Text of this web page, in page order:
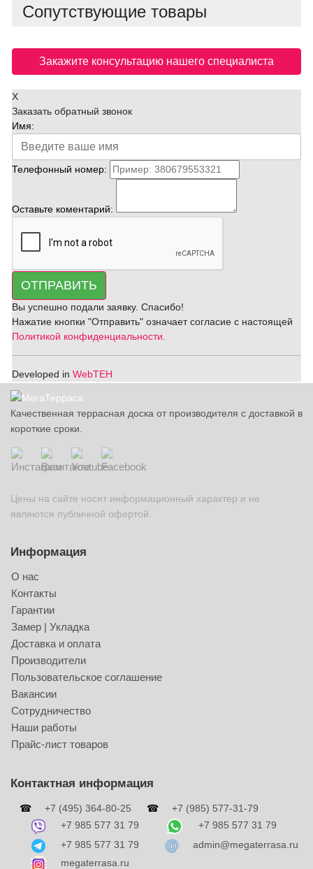
Сопутствующие товары
Закажите консультацию нашего специалиста
X
Заказать обратный звонок
Имя:
Телефонный номер:
Оставьте коментарий:
ОТПРАВИТЬ
Вы успешно подали заявку. Спасибо!
Нажатие кнопки "Отправить" означает согласие с настоящей
Политикой конфиденциальности
Developed in WebTEH
Качественная террасная доска от производителя с доставкой в
короткие сроки.
Цены на сайте носят информационный характер и не
являются публичной офертой.
Информация
О нас
Контакты
Гарантии
Замер | Укладка
Доставка и оплата
Производители
Пользовательское соглашение
Вакансии
Сотрудничество
Наши работы
Прайс-лист товаров
Контактная информация
☎ +7 (495) 364-80-25 ☎
+7 (985) 577-31-79
+7 985 577 31 79
+7 985 577 31 79
+7 985 577 31 79
admin@megaterrasa.ru
megaterrasa.ru